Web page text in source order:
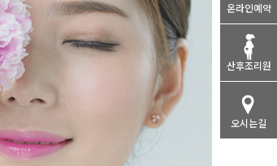
온라인예약
산후조리원
오시는길